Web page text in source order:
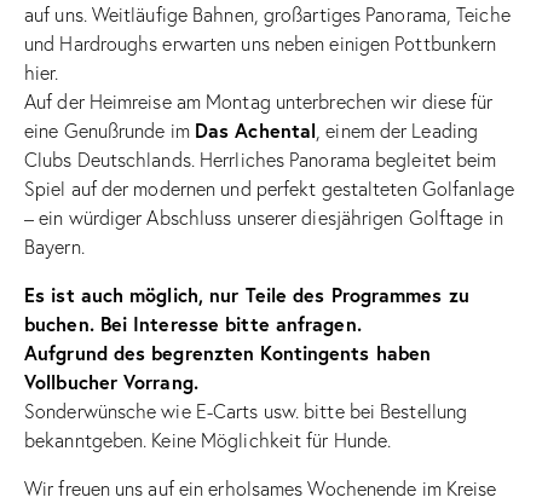
auf uns. Weitläufige Bahnen, großartiges Panorama, Teiche
und Hardroughs erwarten uns neben einigen Pottbunkern
hier.
Auf der Heimreise am Montag unterbrechen wir diese für
eine Genußrunde im Das Achental , einem der Leading
Clubs Deutschlands. Herrliches Panorama begleitet beim
Spiel auf der modernen und perfekt gestalteten Golfanlage
– ein würdiger Abschluss unserer diesjährigen Golftage in
Bayern.
Es ist auch möglich, nur Teile des Programmes zu
buchen. Bei Interesse bitte anfragen.
Aufgrund des begrenzten Kontingents haben
Vollbucher Vorrang.
Sonderwünsche wie E-Carts usw. bitte bei Bestellung
bekanntgeben. Keine Möglichkeit für Hunde.
Wir freuen uns auf ein erholsames Wochenende im Kreise